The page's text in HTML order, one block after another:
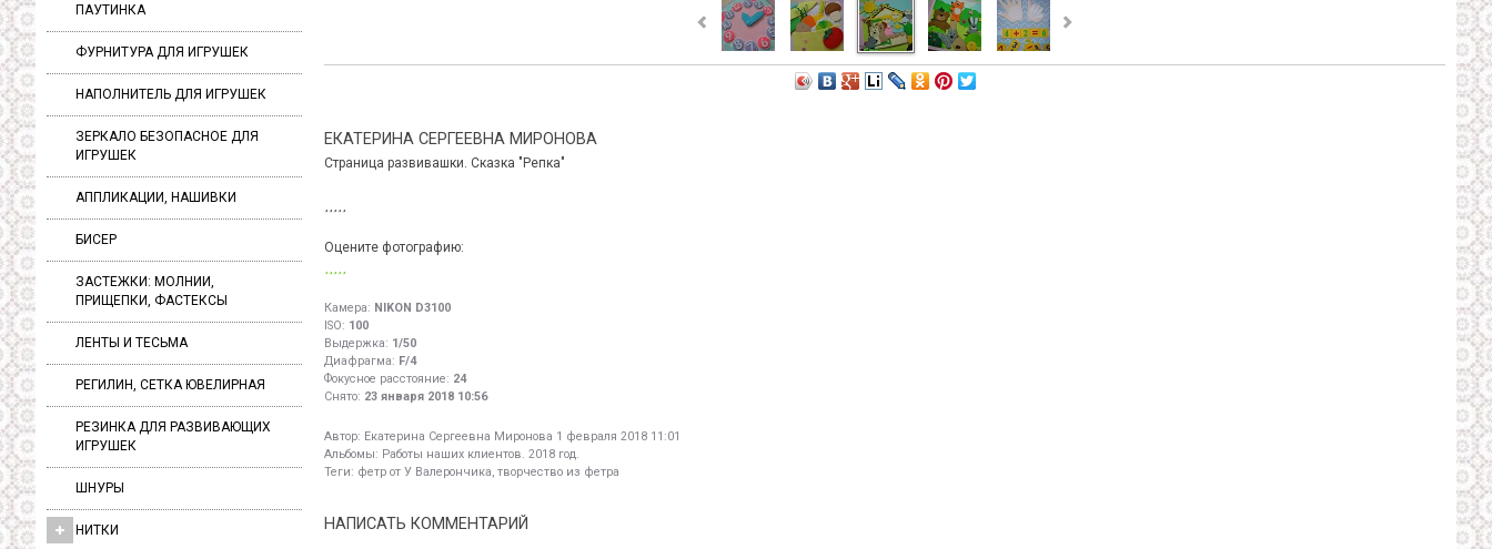
ПАУТИНКА
ФУРНИТУРА ДЛЯ ИГРУШЕК
НАПОЛНИТЕЛЬ ДЛЯ ИГРУШЕК
ЗЕРКАЛО БЕЗОПАСНОЕ ДЛЯ
ИГРУШЕК
АППЛИКАЦИИ, НАШИВКИ
БИСЕР
ЗАСТЕЖКИ: МОЛНИИ,
ПРИЩЕПКИ, ФАСТЕКСЫ
ЛЕНТЫ И ТЕСЬМА
РЕГИЛИН, СЕТКА ЮВЕЛИРНАЯ
РЕЗИНКА ДЛЯ РАЗВИВАЮЩИХ
ИГРУШЕК
ШНУРЫ
НИТКИ
ЕКАТЕРИНА СЕРГЕЕВНА МИРОНОВА
Страница развивашки. Сказка "Репка"
Оцените фотографию:
Камера: NIKON D3100
ISO: 100
Выдержка: 1/50
Диафрагма: F/4
Фокусное расстояние: 24
Снято: 23 января 2018 10:56
Автор: Екатерина Сергеевна Миронова 1 февраля 2018 11:01
Альбомы: Работы наших клиентов. 2018 год.
Теги: фетр от У Валерончика, творчество из фетра
НАПИСАТЬ КОММЕНТАРИЙ